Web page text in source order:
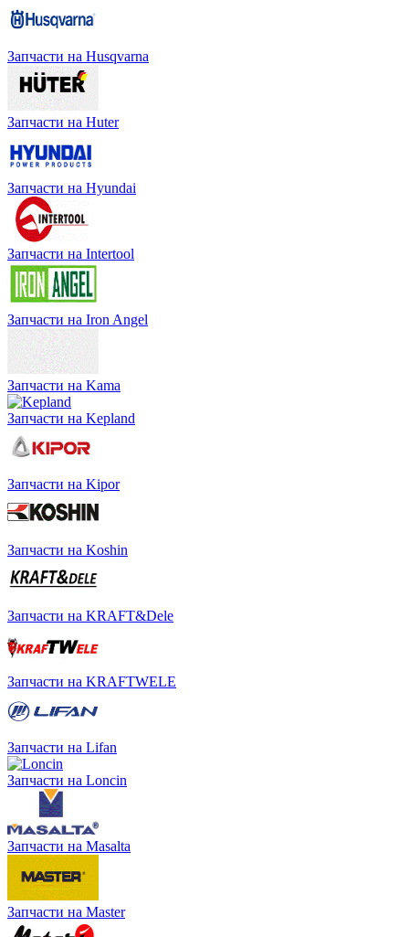
Запчасти на Husqvarna
Запчасти на Huter
Запчасти на Hyundai
Запчасти на Intertool
Запчасти на Iron Angel
Запчасти на Kama
Запчасти на Kepland
Запчасти на Kipor
Запчасти на Koshin
Запчасти на KRAFT&Dele
Запчасти на KRAFTWELE
Запчасти на Lifan
Запчасти на Loncin
Запчасти на Masalta
Запчасти на Master